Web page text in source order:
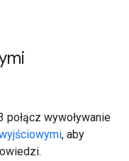
wywoływanie
, aby